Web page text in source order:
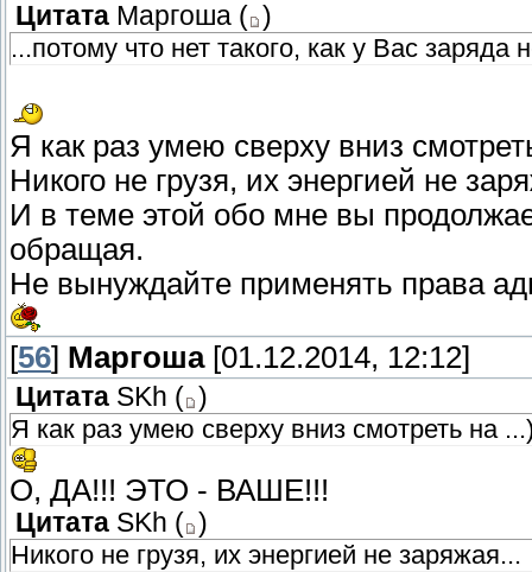
Цитата Маргоша ( )
...потому что нет такого, как у Вас заряда
Я как раз умею сверху вниз
Никого не грузя, их энергией не
И в теме этой обо мне вы
обращая.
Не вынуждайте применять права
[56] Маргоша[01.12.2014, 12:12]
Цитата SKh ( )
Я как раз умею сверху вниз смотреть на
О, ДА!!! ЭТО - ВАШЕ!!!
Цитата SKh ( )
Никого не грузя, их энергией не заряжая...